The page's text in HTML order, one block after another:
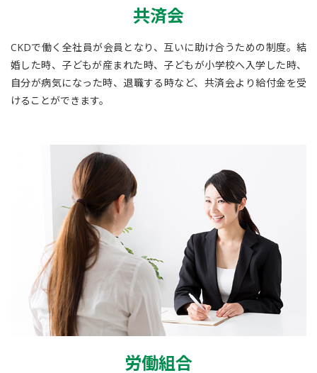
共済会
CKDで働く全社員が会員となり、互いに助け合うための制度。結
婚した時、子どもが産まれた時、子どもが小学校へ入学した時、
自分が病気になった時、退職する時など、共済会より給付金を受
けることができます。
労働組合